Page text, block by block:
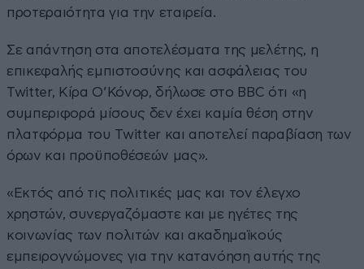
προτεραιότητα για την εταιρεία.
Σε απάντηση στα αποτελέσματα της μελέτης, η
επικεφαλής εμπιστοσύνης και ασφάλειας του
Twitter, Κίρα Ο’Κόνορ, δήλωσε στο BBC ότι «η
συμπεριφορά μίσους δεν έχει καμία θέση στην
πλατφόρμα του Twitter και αποτελεί παραβίαση των
όρων και προϋποθέσεών μας».
«Εκτός από τις πολιτικές μας και τον έλεγχο
χρηστών, συνεργαζόμαστε και με ηγέτες της
κοινωνίας των πολιτών και ακαδημαϊκούς
εμπειρογνώμονες για την κατανόηση αυτής της